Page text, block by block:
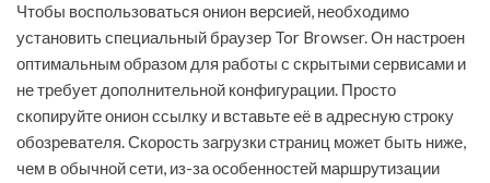
Чтобы воспользоваться онион версией, необходимо
установить специальный браузер Tor Browser. Он настроен
оптимальным образом для работы с скрытыми сервисами и
не требует дополнительной конфигурации. Просто
скопируйте онион ссылку и вставьте её в адресную строку
обозревателя. Скорость загрузки страниц может быть ниже,
чем в обычной сети, из-за особенностей маршрутизации